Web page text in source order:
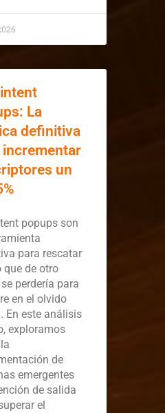
La
definitiva
incrementar
un
popups son
para rescatar
que de otro
perdería para
en el olvido
En este análisis
exploramos
de
emergentes
de salida
el